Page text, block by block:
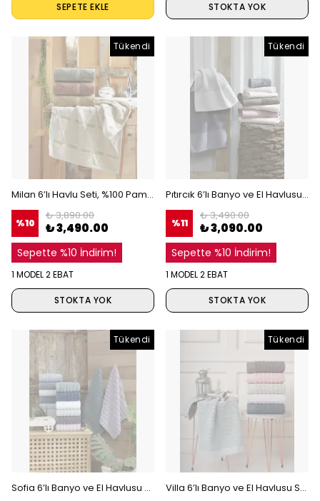
SEPETE EKLE STOKTA YOK
Tükendi
Milan 6’lı Havlu Seti, %100 Pamuk Jakarlı Dokuma, Geometrik Desenli, Yumuşak ve Yüksek Emicilik
%10
₺ 3,890.00
₺ 3,490.00
Sepette %10 İndirim!
1 MODEL 2 EBAT
STOKTA YOK
Tükendi
Pıtırcık 6’lı Banyo ve El Havlusu Seti, %100 Pamuk, Nokta Desenli Lüks Havlu, Yüksek Emicilikli
%11
₺ 3,490.00
₺ 3,090.00
Sepette %10 İndirim!
1 MODEL 2 EBAT
STOKTA YOK
Tükendi
Sofia 6’lı Banyo ve El Havlusu Seti, %100 Pamuk, Dalga Dokulu Yumuşak Havlu, Misafir Havlusu
Tükendi
Villa 6’lı Banyo ve El Havlusu Seti, %100 Pamuk, Kare Dokulu Lüks Banyo Havlusu